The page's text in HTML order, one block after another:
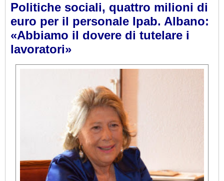
Politiche sociali, quattro milioni di
euro per il personale Ipab. Albano:
«Abbiamo il dovere di tutelare i
lavoratori»